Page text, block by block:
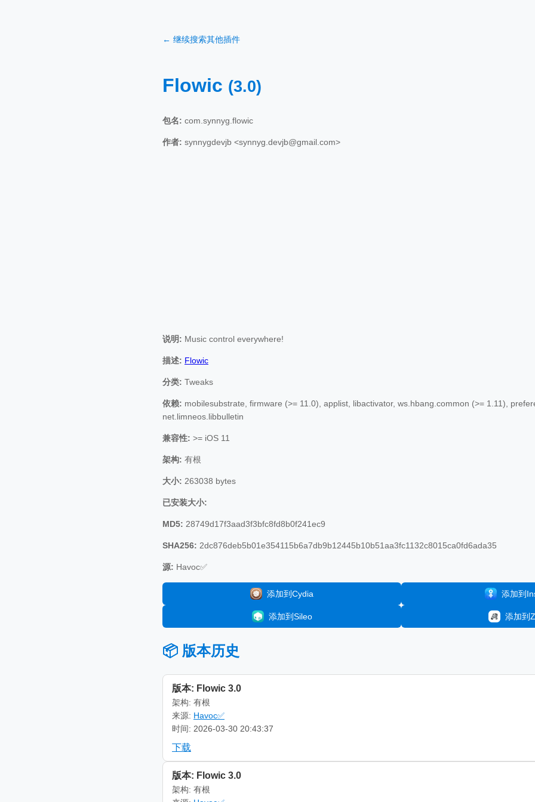
← 继续搜索其他插件
Flowic (3.0)
包名: com.synnyg.flowic
作者: synnygdevjb <synnyg.devjb@gmail.com>
说明: Music control everywhere!
描述: Flowic
分类: Tweaks
依赖: mobilesubstrate, firmware (>= 11.0), applist, libactivator, ws.hbang.common (>= 1.11),
net.limneos.libbulletin
兼容性: >= iOS 11
架构: 有根
大小: 263038 bytes
已安装大小:
MD5: 28749d17f3aad3f3bfc8fd8b0f241ec9
SHA256: 2dc876deb5b01e354115b6a7db9b12445b10b51aa3fc1132c8015ca0fd6ada35
源: Havoc✅
添加到Cydia 添加到
添加到Sileo 添加到
📦 版本历史
版本: Flowic 3.0
架构: 有根
来源: Havoc✅
时间: 2026-03-30 20:43:37
下载
版本: Flowic 3.0
架构: 有根